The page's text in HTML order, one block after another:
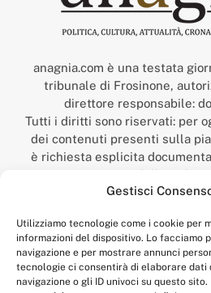
Gestisci
Utilizziamo tecnologie come i cookie per
informazioni del dispositivo. Lo facciamo
navigazione e per mostrare annunci
tecnologie ci consentirà di elaborare dati
navigazione o gli ID univoci su questo
anagnia.com è una testata
tribunale di Frosinone,
direttore responsabile:
Tutti i diritti sono riservati: per
dei contenuti presenti sulla
è richiesta esplicita
della
“Anagnia” è un marchio
num. registrazione:
Per contatti: